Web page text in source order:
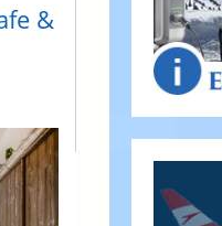
&